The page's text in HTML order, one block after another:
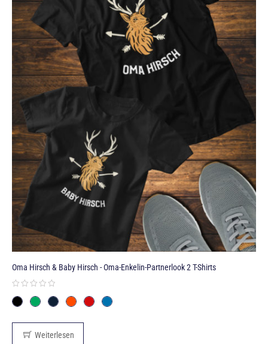
Oma Hirsch & Baby Hirsch - Oma-Enkelin-Partnerlook 2 T-Shirts
Weiterlesen